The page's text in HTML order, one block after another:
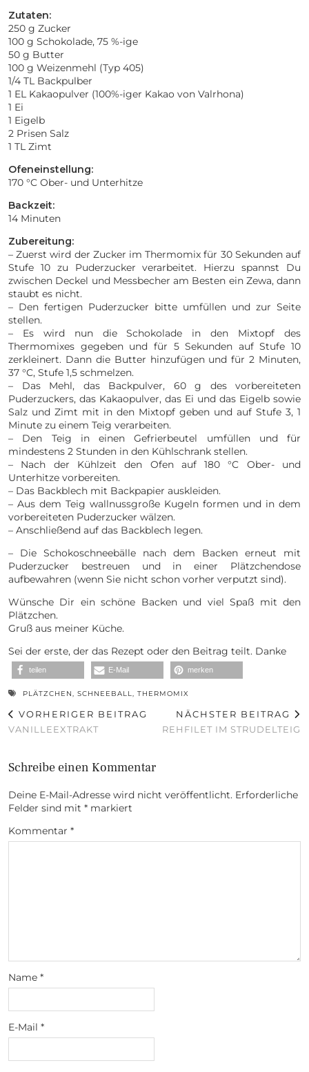
Zutaten:
250 g Zucker
100 g Schokolade, 75 %-ige
50 g Butter
100 g Weizenmehl (Typ 405)
1/4 TL Backpulber
1 EL Kakaopulver (100%-iger Kakao von Valrhona)
1 Ei
1 Eigelb
2 Prisen Salz
1 TL Zimt
Ofeneinstellung:
170 °C Ober- und Unterhitze
Backzeit:
14 Minuten
Zubereitung:
– Zuerst wird der Zucker im Thermomix für 30 Sekunden auf
Stufe 10 zu Puderzucker verarbeitet. Hierzu spannst Du
zwischen Deckel und Messbecher am Besten ein Zewa, dann
staubt es nicht.
– Den fertigen Puderzucker bitte umfüllen und zur Seite
stellen.
– Es wird nun die Schokolade in den Mixtopf des
Thermomixes gegeben und für 5 Sekunden auf Stufe 10
zerkleinert. Dann die Butter hinzufügen und für 2 Minuten,
37 °C, Stufe 1,5 schmelzen.
– Das Mehl, das Backpulver, 60 g des vorbereiteten
Puderzuckers, das Kakaopulver, das Ei und das Eigelb sowie
Salz und Zimt mit in den Mixtopf geben und auf Stufe 3, 1
Minute zu einem Teig verarbeiten.
– Den Teig in einen Gefrierbeutel umfüllen und für
mindestens 2 Stunden in den Kühlschrank stellen.
– Nach der Kühlzeit den Ofen auf 180 °C Ober- und
Unterhitze vorbereiten.
– Das Backblech mit Backpapier auskleiden.
– Aus dem Teig wallnussgroße Kugeln formen und in dem
vorbereiteten Puderzucker wälzen.
– Anschließend auf das Backblech legen.
– Die Schokoschneebälle nach dem Backen erneut mit
Puderzucker bestreuen und in einer Plätzchendose
aufbewahren (wenn Sie nicht schon vorher verputzt sind).
Wünsche Dir ein schöne Backen und viel Spaß mit den
Plätzchen.
Gruß aus meiner Küche.
Sei der erste, der das Rezept oder den Beitrag teilt. Danke
teilen E-Mail merken
PLÄTZCHEN, SCHNEEBALL, THERMOMIX
VORHERIGER BEITRAG
VANILLEEXTRAKT
NÄCHSTER BEITRAG
REHFILET IM STRUDELTEIG
Schreibe einen Kommentar
Deine E-Mail-Adresse wird nicht veröffentlicht. Erforderliche
Felder sind mit * markiert
Kommentar *
Name *
E-Mail *